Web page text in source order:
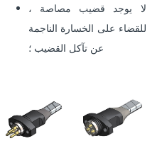
لا يوجد قضيب مصاصة ،
للقضاء على الخسارة الناجمة
عن تآكل القضيب ؛